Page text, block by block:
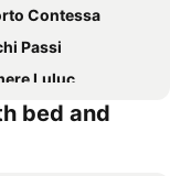
Contessa
Passi
Luluc
bed and